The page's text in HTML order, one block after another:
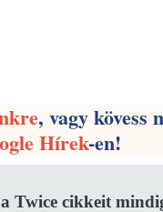
, vagy kövess
Hírek-en!
Twice cikkeit